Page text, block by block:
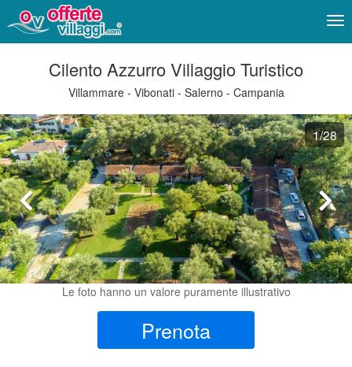
Cilento Azzurro Villaggio Turistico
Villammare - Vibonati - Salerno - Campania
1/28
Le foto hanno un valore puramente illustrativo
Prenota